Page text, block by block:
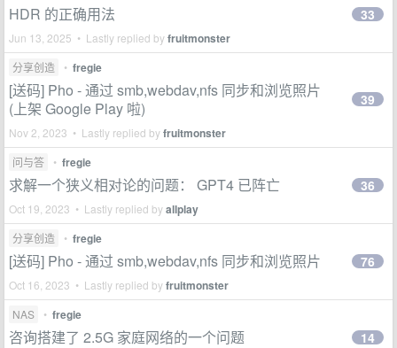
HDR 的正确用法
Jun 13, 2025 • Lastly replied byfruitmonster
33
分享创造 • fregie
[送码] Pho - 通过 smb,webdav,nfs 同步和浏览照片
(上架 Google Play 啦)
Nov 2, 2023 • Lastly replied byfruitmonster
39
问与答 • fregie
求解一个狭义相对论的问题： GPT4 已阵亡
Oct 19, 2023 • Lastly replied byallplay
36
分享创造 • fregie
[送码] Pho - 通过 smb,webdav,nfs 同步和浏览照片
Oct 16, 2023 • Lastly replied byfruitmonster
76
NAS • fregie
咨询搭建了 2.5G 家庭网络的一个问题 14